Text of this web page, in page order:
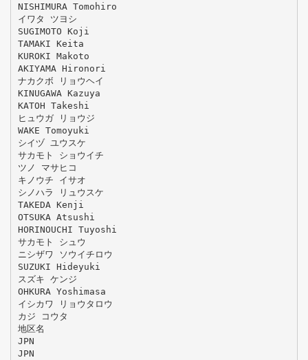
NISHIMURA Tomohiro
イワタ ツヨシ
SUGIMOTO Koji
TAMAKI Keita
KUROKI Makoto
AKIYAMA Hironori
ナカクボ リョウヘイ
KINUGAWA Kazuya
KATOH Takeshi
ヒュウガ リョウジ
WAKE Tomoyuki
シイヅ ユウスケ
サカモト ショウイチ
ツノ マサヒコ
キノウチ イサオ
シノハラ リュウスケ
TAKEDA Kenji
OTSUKA Atsushi
HORINOUCHI Tuyoshi
サカモト シュウ
ニシザワ ソウイチロウ
SUZUKI Hideyuki
スズキ ケンジ
OHKURA Yoshimasa
イシカワ リョウタロウ
カジ コウタ
地区名
JPN
JPN